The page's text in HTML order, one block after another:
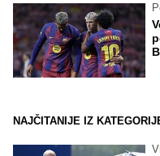
NAJČITANIJE IZ